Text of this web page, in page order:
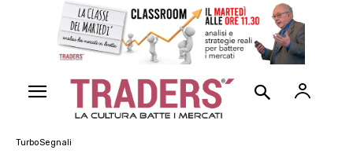
TurboSegnali